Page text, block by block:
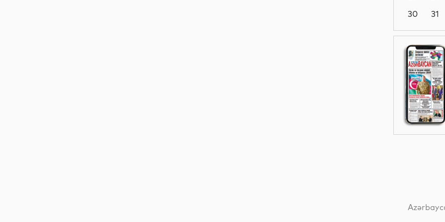
Dünya
Dünya
30
31